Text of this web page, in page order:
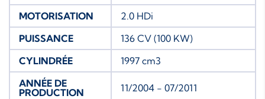
MOTORISATION
2.0 HDi
PUISSANCE
136 CV (100 KW)
CYLINDRÉE
1997 cm3
ANNÉE DE
PRODUCTION
11/2004 - 07/2011